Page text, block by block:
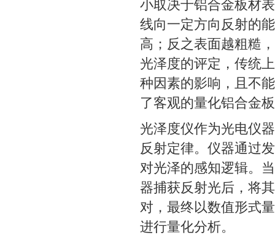
小取决于铝合金板材
线向一定方向反射的
高；反之表面越粗糙
光泽度的评定，传统
种因素的影响，且不
了客观的量化铝合金
光泽度仪作为光电仪
反射定律。仪器通过
对光泽的感知逻辑。
器捕获反射光后，将
对，最终以数值形式
进行量化分析。